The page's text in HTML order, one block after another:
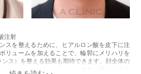
注射
スを整えるために、ヒアルロン酸を皮下に注
リュームを加えることで、輪郭にメリハリを
ス）を整える効果も期待できます。顔全体の
や、あごが引っ込んで見える方に適したプチ